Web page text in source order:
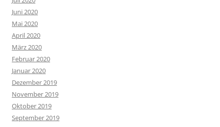
Juni 2020
Mai 2020
April 2020
März 2020
Februar 2020
Januar 2020
Dezember 2019
November 2019
Oktober 2019
September 2019